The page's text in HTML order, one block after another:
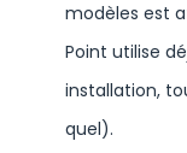
modèles est
Point utilise
installation,
quel).